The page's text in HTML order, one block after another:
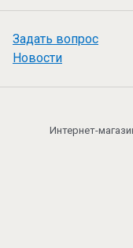
Задать вопрос
Новости
Интернет-